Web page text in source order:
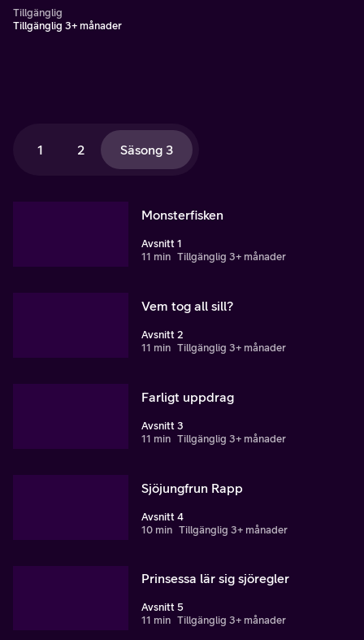
Tillgänglig
Tillgänglig 3+ månader
1 2 Säsong 3
Monsterfisken
Avsnitt 1
11 min Tillgänglig 3+ månader
Vem tog all sill?
Avsnitt 2
11 min Tillgänglig 3+ månader
Farligt uppdrag
Avsnitt 3
11 min Tillgänglig 3+ månader
Sjöjungfrun Rapp
Avsnitt 4
10 min Tillgänglig 3+ månader
Prinsessa lär sig sjöregler
Avsnitt 5
11 min Tillgänglig 3+ månader